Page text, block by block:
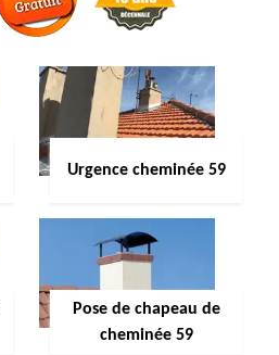
Urgence cheminée 59
Pose de chapeau de
cheminée 59